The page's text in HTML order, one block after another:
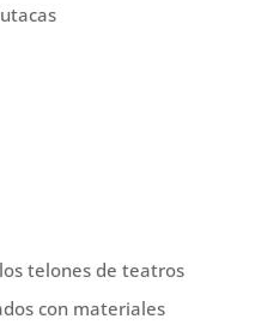
telones de teatros
con materiales